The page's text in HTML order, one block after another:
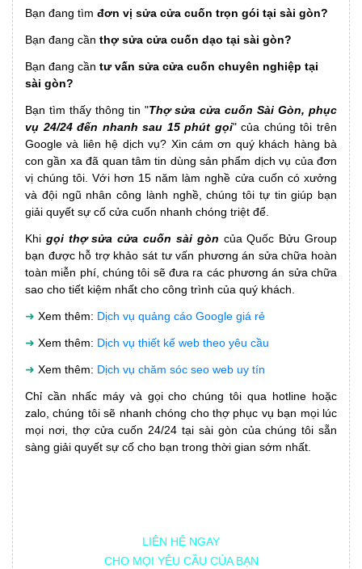
Bạn đang tìm đơn vị sửa cửa cuốn trọn gói tại sài gòn?
Bạn đang cần thợ sửa cửa cuốn dạo tại sài gòn?
Bạn đang cần tư vấn sửa cửa cuốn chuyên nghiệp tại
sài gòn?
Bạn tìm thấy thông tin "Thợ sửa cửa cuốn Sài Gòn, phục
vụ 24/24 đến nhanh sau 15 phút gọi" của chúng tôi trên
Google và liên hệ dịch vụ? Xin cám ơn quý khách hàng bà
con gần xa đã quan tâm tin dùng sản phẩm dịch vụ của đơn
vị chúng tôi. Với hơn 15 năm làm nghề cửa cuốn có xưởng
và đội ngũ nhân công lành nghề, chúng tôi tự tin giúp bạn
giải quyết sự cố cửa cuốn nhanh chóng triệt để.
Khi gọi thợ sửa cửa cuốn sài gòn của Quốc Bửu Group
bạn được hỗ trợ khảo sát tư vấn phương án sửa chữa hoàn
toàn miễn phí, chúng tôi sẽ đưa ra các phương án sửa chữa
sao cho tiết kiệm nhất cho công trình của quý khách.
➜ Xem thêm: Dịch vụ quảng cáo Google giá rẻ
➜ Xem thêm: Dịch vụ thiết kế web theo yêu cầu
➜ Xem thêm: Dịch vụ chăm sóc seo web uy tín
Chỉ cần nhấc máy và gọi cho chúng tôi qua hotline hoặc
zalo, chúng tôi sẽ nhanh chóng cho thợ phục vụ bạn mọi lúc
mọi nơi, thợ cửa cuốn 24/24 tại sài gòn của chúng tôi sẵn
sàng giải quyết sự cố cho bạn trong thời gian sớm nhất.
LIÊN HỆ NGAY
CHO MỌI YÊU CẦU CỦA BẠN